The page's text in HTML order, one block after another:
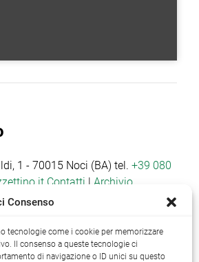
1 - 70015 Noci (BA) tel.+39 080
Contatti | Archivio
Consenso
tecnologie come i cookie per memorizzare
Il consenso a queste tecnologie ci
di navigazione o ID unici su questo